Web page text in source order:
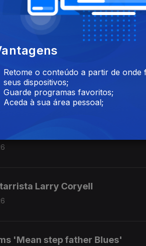
'Goin' back to Florida'
Larry Adler com Ravel
Persuasions 'God's gift to
Larry Coryell
'Mean step father Blues'
Retome o conteúdo a partir de onde
seus dispositivos;
Guarde programas favoritos;
Aceda à sua área pessoal;